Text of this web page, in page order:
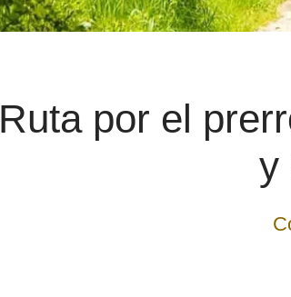
Ruta por el
y